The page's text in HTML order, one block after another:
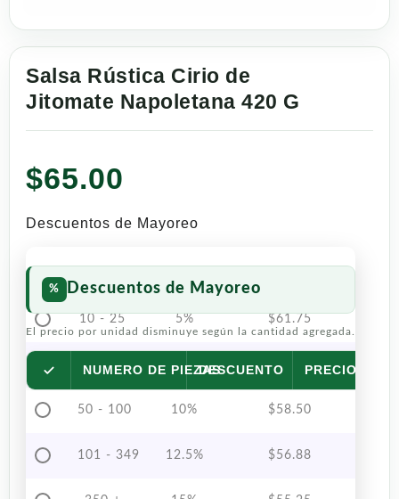
Salsa Rústica Cirio de
Jitomate Napoletana 420 G
$65.00
Descuentos de Mayoreo
Descuentos de Mayoreo
El precio por unidad disminuye según la cantidad agregada.
NUMERO DE PIEZASDESCUENTO PRECIO POR
10 - 25 5% $61.75
26 - 49 7.5% $60.13
50 - 100 10% $58.50
101 - 349 12.5% $56.88